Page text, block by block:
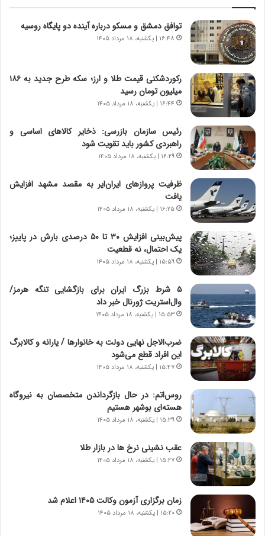
ا
ر
ا
ر
،
ه
گ
ه
ز
ا
ی
ج
ن
گ
ت
و
س
ت
ه
ر
م
ب
ل
توافق دمشق و مسکو درباره آینده دو پایگاه روسیه
۱۶:۴۸ | یکشنبه، ۱۸ مرداد ۱۴۰۵
رکوردشکنی قیمت طلا و ارز؛ سکه طرح جدید به ۱۸۶
میلیون تومان رسید
۱۶:۴۴ | یکشنبه، ۱۸ مرداد ۱۴۰۵
رئیس سازمان بازرسی: ذخایر کالاهای اساسی و
راهبردی کشور باید تقویت شود
۱۶:۲۹ | یکشنبه، ۱۸ مرداد ۱۴۰۵
ظرفیت پروازهای ایران‌ایر به مقصد مشهد افزایش
یافت
۱۶:۲۵ | یکشنبه، ۱۸ مرداد ۱۴۰۵
پیش‌بینی افزایش ۳۰ تا ۵۰ درصدی بارش در پاییز؛
یک احتمال، نه قطعیت
۱۵:۵۹ | یکشنبه، ۱۸ مرداد ۱۴۰۵
۵ شرط بزرگ ایران برای بازگشایی تنگه هرمز/
وال‌استریت ژورنال خبر داد
۱۵:۵۳ | یکشنبه، ۱۸ مرداد ۱۴۰۵
ضرب‌الاجل نهایی دولت به خانوارها / یارانه و کالابرگ
این افراد قطع می‌شود
۱۵:۴۷ | یکشنبه، ۱۸ مرداد ۱۴۰۵
روس‌اتم: در حال بازگرداندن متخصصان به نیروگاه
هسته‌ای بوشهر هستیم
۱۵:۳۹ | یکشنبه، ۱۸ مرداد ۱۴۰۵
عقب نشینی نرخ ها در بازار طلا
۱۵:۲۷ | یکشنبه، ۱۸ مرداد ۱۴۰۵
زمان برگزاری آزمون وکالت ۱۴۰۵ اعلام شد
۱۵:۲۰ | یکشنبه، ۱۸ مرداد ۱۴۰۵